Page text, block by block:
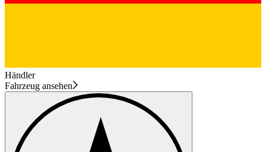
Händler
Fahrzeug ansehen